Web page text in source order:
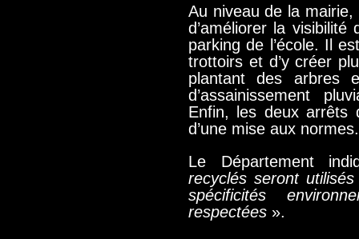
Au niveau de la
d’améliorer la
parking de l’école. Il
trottoirs et d’y créer
plantant des arbres
d’assainissement
Enfin, les deux arrêts
d’une mise aux normes.
Le Département
recyclés seront
spécificités
respectées ».